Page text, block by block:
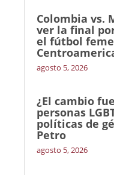
Colombia vs.
ver la final
el fútbol
agosto 5, 2026
¿El cambio
personas
políticas de
Petro
agosto 5, 2026